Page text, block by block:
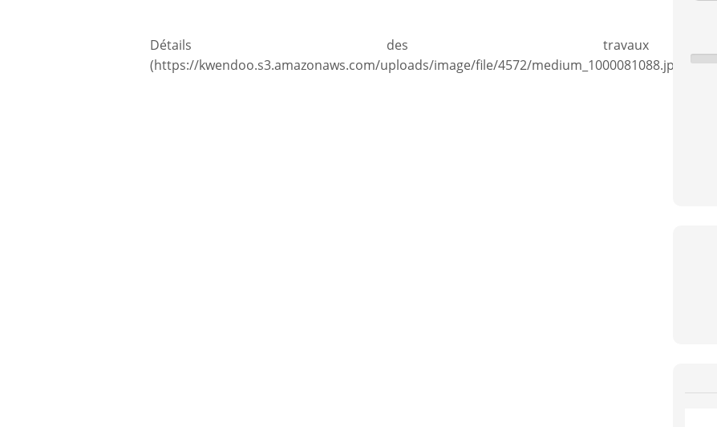
Détails des travaux
(https://kwendoo.s3.amazonaws.com/uploads/image/file/4572/medium_1000081088.jpg